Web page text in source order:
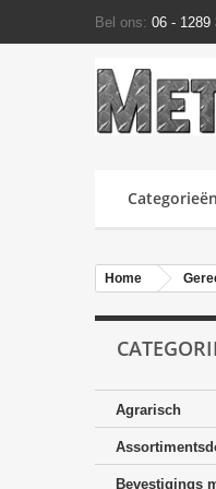
Bel ons: 06 - 1289
Categorieën
Home
Agrarisch
Bevestigings